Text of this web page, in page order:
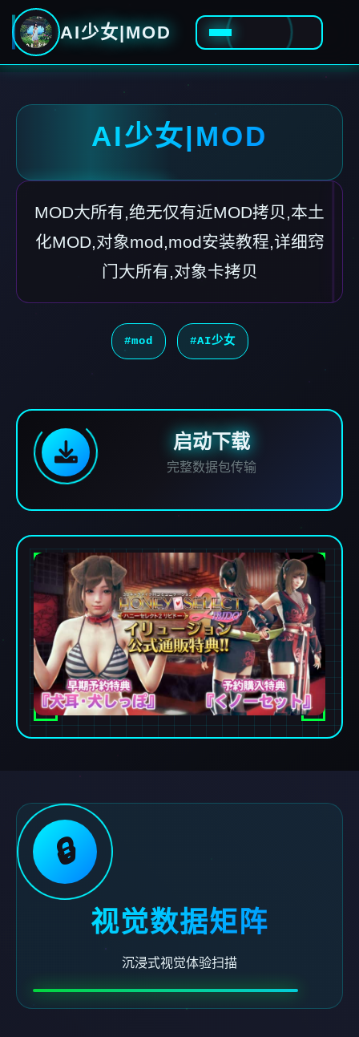
AI少女|MOD
AI少女|MOD
MOD大所有,绝无仅有近MOD拷贝,本土
化MOD,对象mod,mod安装教程,详细窍
门大所有,对象卡拷贝
#mod #AI少女
启动下载
完整数据包传输
🔒
视觉数据矩阵
沉浸式视觉体验扫描